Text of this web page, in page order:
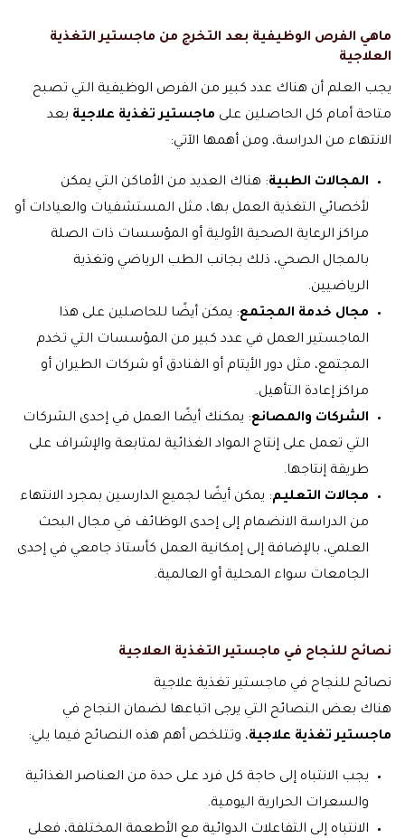
ماهي الفرص الوظيفية بعد التخرج من ماجستير التغذية
العلاجية
يجب العلم أن هناك عدد كبير من الفرص الوظيفية التي تصبح
متاحة أمام كل الحاصلين على ماجستير تغذية علاجية بعد
الانتهاء من الدراسة، ومن أهمها الآتي:
المجالات الطبية: هناك العديد من الأماكن التي يمكن
لأخصائي التغذية العمل بها، مثل المستشفيات والعيادات أو
مراكز الرعاية الصحية الأولية أو المؤسسات ذات الصلة
بالمجال الصحي، ذلك بجانب الطب الرياضي وتغذية
الرياضيين.
مجال خدمة المجتمع: يمكن أيضًا للحاصلين على هذا
الماجستير العمل في عدد كبير من المؤسسات التي تخدم
المجتمع، مثل دور الأيتام أو الفنادق أو شركات الطيران أو
مراكز إعادة التأهيل.
الشركات والمصانع: يمكنك أيضًا العمل في إحدى الشركات
التي تعمل على إنتاج المواد الغذائية لمتابعة والإشراف على
طريقة إنتاجها.
مجالات التعليم: يمكن أيضًا لجميع الدارسين بمجرد الانتهاء
من الدراسة الانضمام إلى إحدى الوظائف في مجال البحث
العلمي، بالإضافة إلى إمكانية العمل كأستاذ جامعي في إحدى
الجامعات سواء المحلية أو العالمية.
نصائح للنجاح في ماجستير التغذية العلاجية
نصائح للنجاح في ماجستير تغذية علاجية
هناك بعض النصائح التي يرجى اتباعها لضمان النجاح في
ماجستير تغذية علاجية، وتتلخص أهم هذه النصائح فيما يلي:
يجب الانتباه إلى حاجة كل فرد على حدة من العناصر الغذائية
والسعرات الحرارية اليومية.
الانتباه إلى التفاعلات الدوائية مع الأطعمة المختلفة، فعلى